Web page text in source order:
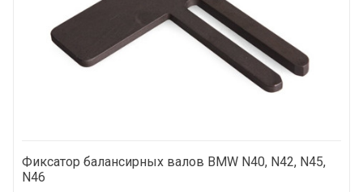
Фиксатор балансирных валов BMW N40, N42, N45,
N46